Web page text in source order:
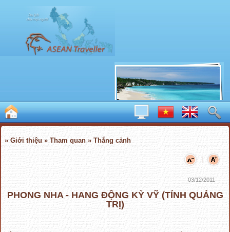
» Giới thiệu » Tham quan » Thắng cảnh
|
03/12/2011
PHONG NHA - HANG ĐỘNG KỲ VỸ (TỈNH QUẢNG
TRỊ)